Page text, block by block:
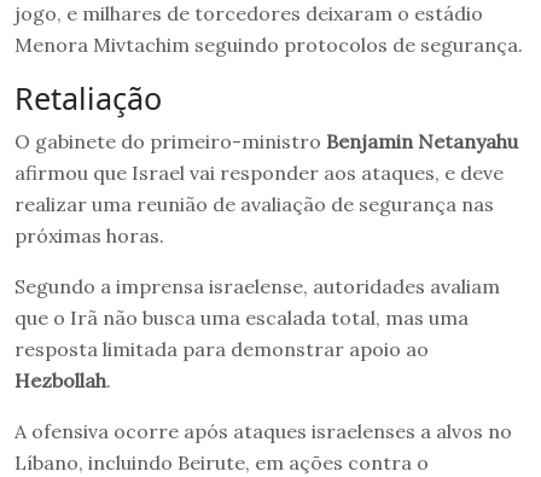
jogo, e milhares de torcedores deixaram o estádio
Menora Mivtachim seguindo protocolos de segurança.
Retaliação
O gabinete do primeiro-ministro Benjamin Netanyahu
afirmou que Israel vai responder aos ataques, e deve
realizar uma reunião de avaliação de segurança nas
próximas horas.
Segundo a imprensa israelense, autoridades avaliam
que o Irã não busca uma escalada total, mas uma
resposta limitada para demonstrar apoio ao
Hezbollah.
A ofensiva ocorre após ataques israelenses a alvos no
Líbano, incluindo Beirute, em ações contra o